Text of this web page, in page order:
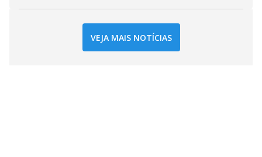
VEJA MAIS NOTÍCIAS